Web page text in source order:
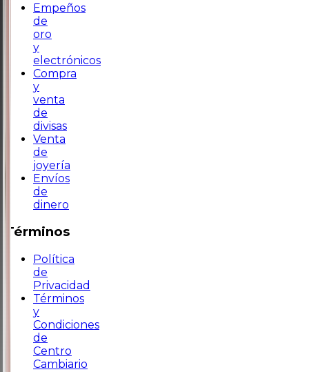
Empeños
de
oro
y
electrónicos
Compra
y
venta
de
divisas
Venta
de
joyería
Envíos
de
dinero
Términos
Política
de
Privacidad
Términos
y
Condiciones
de
Centro
Cambiario